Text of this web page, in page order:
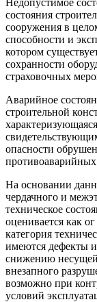
Недопустимое
состояния
сооружения в
способности и
котором
сохранности
страховочных
Аварийное
строительной
опасности
На основании
чердачного и
техническое
оценивается как
категория
имеются дефекты
снижению несущей
внезапного
возможно при
условий